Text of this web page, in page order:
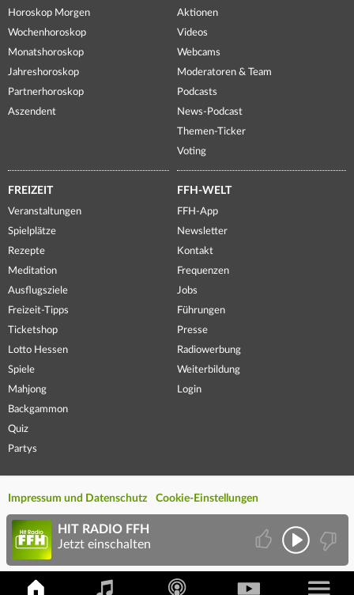
Horoskop Morgen
Wochenhoroskop
Monatshoroskop
Jahreshoroskop
Partnerhoroskop
Aszendent
Aktionen
Videos
Webcams
Moderatoren & Team
Podcasts
News-Podcast
Themen-Ticker
Voting
FREIZEIT
Veranstaltungen
Spielplätze
Rezepte
Meditation
Ausflugsziele
Freizeit-Tipps
Ticketshop
Lotto Hessen
Spiele
Mahjong
Backgammon
Quiz
Partys
FFH-WELT
FFH-App
Newsletter
Kontakt
Frequenzen
Jobs
Führungen
Presse
Radiowerbung
Weiterbildung
Login
Impressum und Datenschutz Cookie-Einstellungen
HIT RADIO FFH
Jetzt einschalten